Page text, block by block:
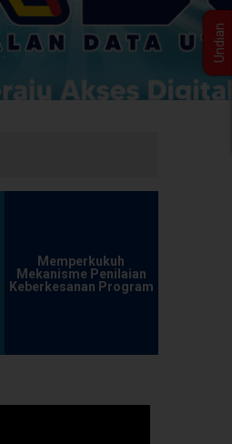
Memperkukuh
Mekanisme Penilaian
Keberkesanan Program
Undian